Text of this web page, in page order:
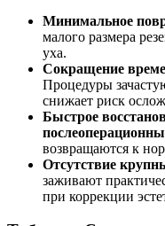
Минимальное
малого размера
уха.
Сокращение
Процедуры
снижает риск
Быстрое
возвращаются к
Отсутствие
заживают
при коррекции